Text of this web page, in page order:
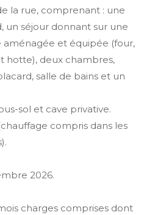
la rue, comprenant : une
un séjour donnant sur une
aménagée et équipée (four,
hotte), deux chambres,
salle de bains et un
sol et cave privative.
compris dans les
2026.
charges comprises dont